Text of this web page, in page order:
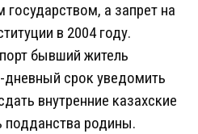
а запрет на
в 2004 году.
бывший житель
дневный срок уведомить
внутренние казахские
родины.